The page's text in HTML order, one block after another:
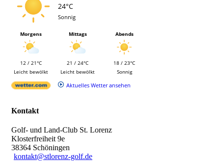
24°C
Sonnig
Morgens
12 / 21°C
Leicht bewölkt
Mittags
21 / 24°C
Leicht bewölkt
Abends
18 / 23°C
Sonnig
Aktuelles Wetter ansehen
Kontakt
Golf- und Land-Club St. Lorenz
Klosterfreiheit 9e
38364 Schöningen
kontakt@stlorenz-golf.de